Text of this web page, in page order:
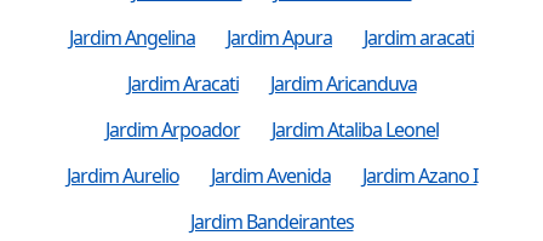
Jardim Angelina
Jardim Apura
Jardim aracati
Jardim Aracati
Jardim Aricanduva
Jardim Arpoador
Jardim Ataliba Leonel
Jardim Aurelio
Jardim Avenida
Jardim Azano I
Jardim Bandeirantes